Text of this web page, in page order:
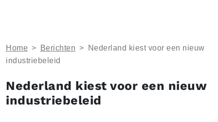
Home > Berichten >
Nederland kiest voor een nieuw
industriebeleid
Nederland kiest voor een nieuw
industriebeleid